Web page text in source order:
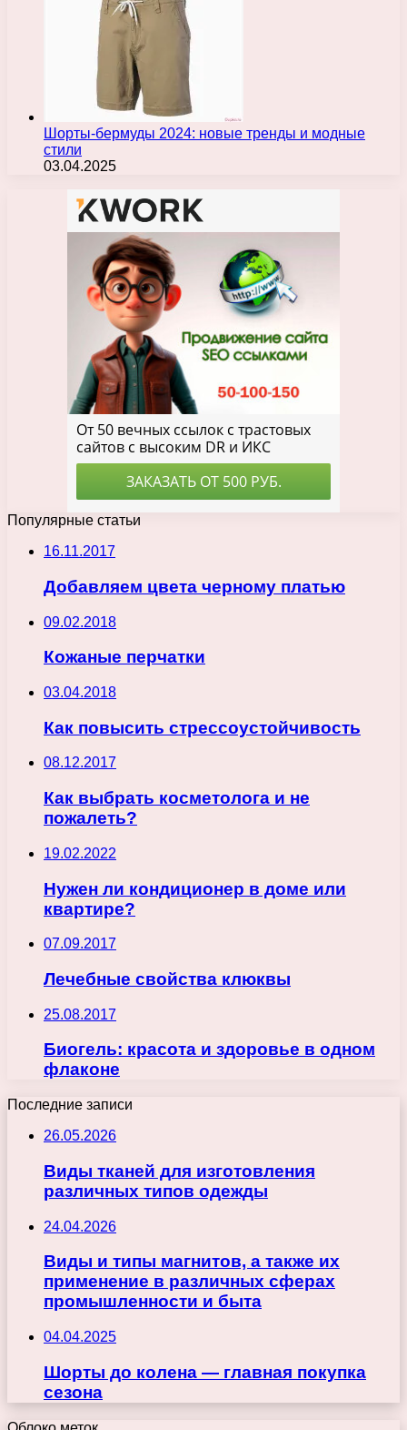
Шорты-бермуды 2024: новые тренды и модные
стили
03.04.2025
Популярные статьи
16.11.2017
Добавляем цвета черному платью
09.02.2018
Кожаные перчатки
03.04.2018
Как повысить стрессоустойчивость
08.12.2017
Как выбрать косметолога и не
пожалеть?
19.02.2022
Нужен ли кондиционер в доме или
квартире?
07.09.2017
Лечебные свойства клюквы
25.08.2017
Биогель: красота и здоровье в одном
флаконе
Последние записи
26.05.2026
Виды тканей для изготовления
различных типов одежды
24.04.2026
Виды и типы магнитов, а также их
применение в различных сферах
промышленности и быта
04.04.2025
Шорты до колена — главная покупка
сезона